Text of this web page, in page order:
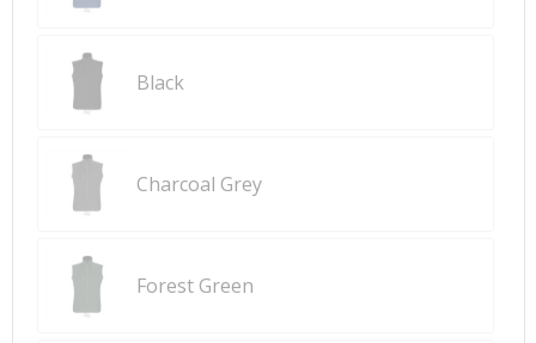
Black
Charcoal Grey
Forest Green